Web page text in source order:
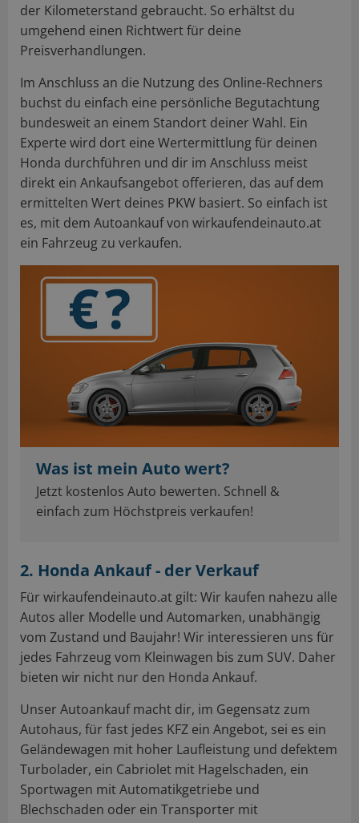
der Kilometerstand gebraucht. So erhältst du
umgehend einen Richtwert für deine
Preisverhandlungen.
Im Anschluss an die Nutzung des Online-Rechners
buchst du einfach eine persönliche Begutachtung
bundesweit an einem Standort deiner Wahl. Ein
Experte wird dort eine Wertermittlung für deinen
Honda durchführen und dir im Anschluss meist
direkt ein Ankaufsangebot offerieren, das auf dem
ermittelten Wert deines PKW basiert. So einfach ist
es, mit dem Autoankauf von wirkaufendeinauto.at
ein Fahrzeug zu verkaufen.
Was ist mein Auto wert?
Jetzt kostenlos Auto bewerten. Schnell &
einfach zum Höchstpreis verkaufen!
2. Honda Ankauf - der Verkauf
Für wirkaufendeinauto.at gilt: Wir kaufen nahezu alle
Autos aller Modelle und Automarken, unabhängig
vom Zustand und Baujahr! Wir interessieren uns für
jedes Fahrzeug vom Kleinwagen bis zum SUV. Daher
bieten wir nicht nur den Honda Ankauf.
Unser Autoankauf macht dir, im Gegensatz zum
Autohaus, für fast jedes KFZ ein Angebot, sei es ein
Geländewagen mit hoher Laufleistung und defektem
Turbolader, ein Cabriolet mit Hagelschaden, ein
Sportwagen mit Automatikgetriebe und
Blechschaden oder ein Transporter mit